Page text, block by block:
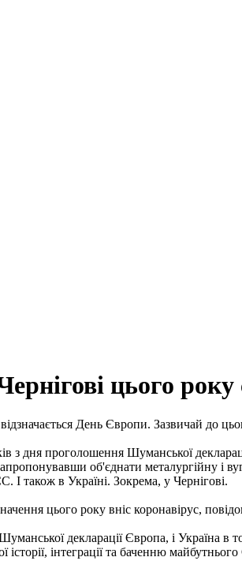
цього
День Європи. Зазвичай до
з дня проголошення Шуманської
об'єднати металургійну
І також в Україні. Зокрема, у Чернігові.
цього року вніс коронавірус,
декларації Європа, і Україна в
інтеграції та баченню